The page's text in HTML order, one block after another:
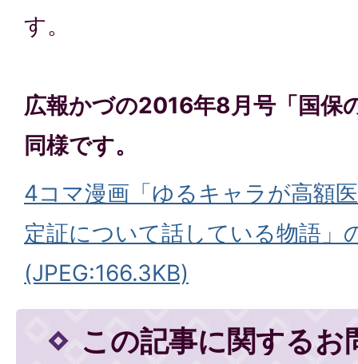
す。
広報かづの2016年8月号「国保
同様です。
4コマ漫画「ゆるキャラが高額
定証について話している物語」
(JPEG:166.3KB)
この記事に関するお